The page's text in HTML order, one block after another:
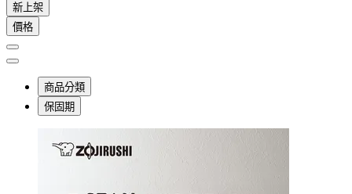
新上架
價格
商品分類
保固期